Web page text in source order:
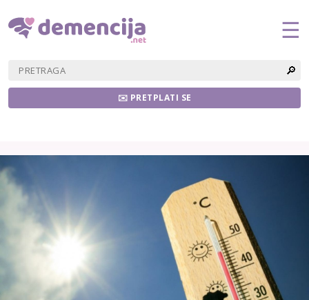
🔎
✉️ PRETPLATI SE
☰